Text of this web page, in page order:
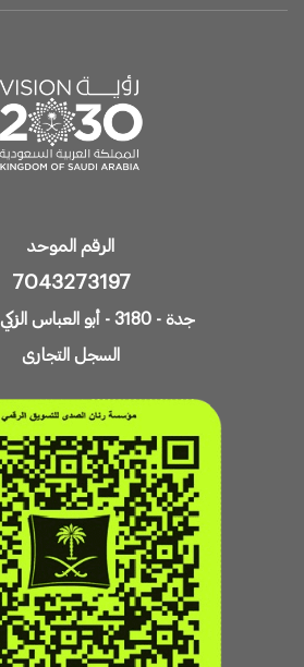
الرقم الموحد
7043273197
جدة - 3180 - أبو العباس الزكي - 6925
السجل التجارى